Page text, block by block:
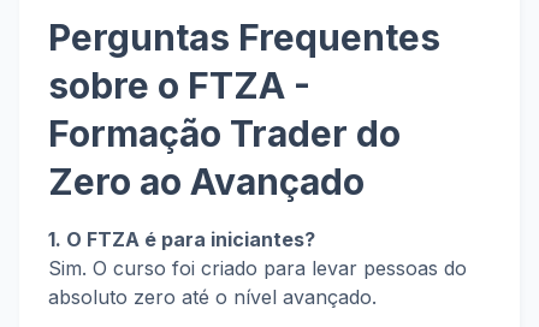
Perguntas Frequentes
sobre o FTZA -
Formação Trader do
Zero ao Avançado
1. O FTZA é para iniciantes?
Sim. O curso foi criado para levar pessoas do
absoluto zero até o nível avançado.